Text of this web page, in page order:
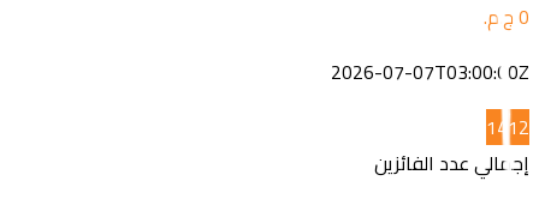
2026-07-07T03:00:00Z
1412
إجمالي عدد الفائزين